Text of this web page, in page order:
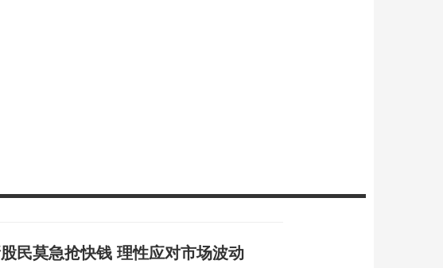
民莫急抢快钱 理性应对市场波动